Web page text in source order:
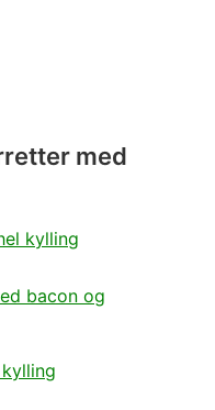
med
kylling
bacon og